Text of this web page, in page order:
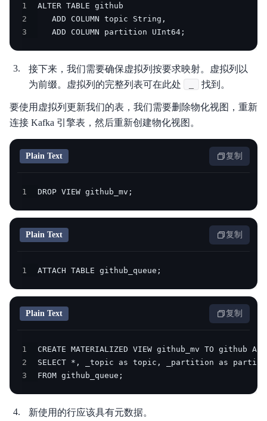
1
2
3
   ADD COLUMN partition UInt64;
接下来，我们需要确保虚拟列按要求映射。虚拟列以
为前缀。虚拟列的完整列表可在此处
找到。
要使用虚拟列更新我们的表，我们需要删除物化视图，重新
连接 Kafka 引擎表，然后重新创建物化视图。
Plain Text 复制
1 DROP VIEW github_mv;
Plain Text 复制
1 ATTACH TABLE github_queue;
Plain Text 复制
1
2
3
FROM github_queue;
新使用的行应该具有元数据。